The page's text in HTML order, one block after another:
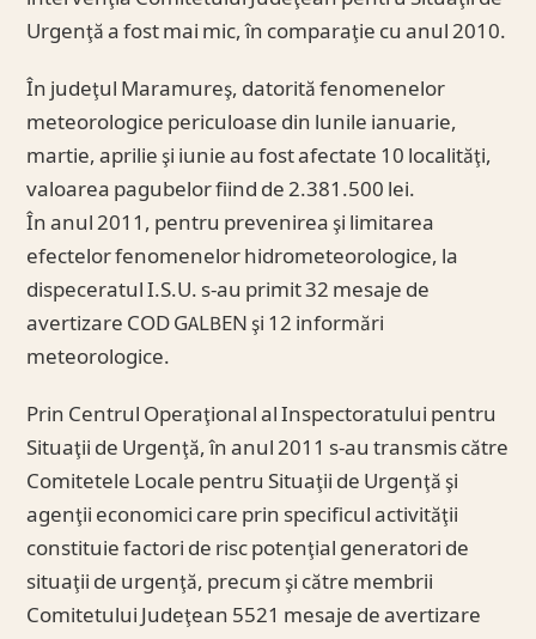
Urgenţă a fost mai mic, în comparaţie cu anul 2010.
În judeţul Maramureş, datorită fenomenelor
meteorologice periculoase din lunile ianuarie,
martie, aprilie şi iunie au fost afectate 10 localităţi,
valoarea pagubelor fiind de 2.381.500 lei.
În anul 2011, pentru prevenirea şi limitarea
efectelor fenomenelor hidrometeorologice, la
dispeceratul I.S.U. s-au primit 32 mesaje de
avertizare COD GALBEN şi 12 informări
meteorologice.
Prin Centrul Operaţional al Inspectoratului pentru
Situaţii de Urgenţă, în anul 2011 s-au transmis către
Comitetele Locale pentru Situaţii de Urgenţă şi
agenţii economici care prin specificul activităţii
constituie factori de risc potenţial generatori de
situaţii de urgenţă, precum şi către membrii
Comitetului Judeţean 5521 mesaje de avertizare